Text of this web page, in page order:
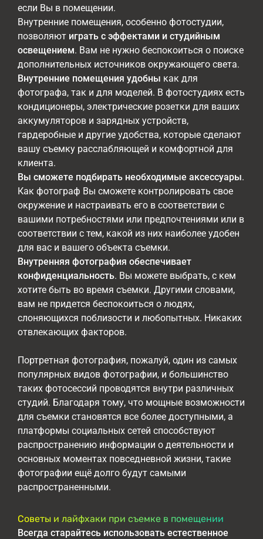
если Вы в помещении.
Внутренние помещения, особенно фотостудии,
позволяют играть с эффектами и студийным
освещением. Вам не нужно беспокоиться о поиске
дополнительных источников окружающего света.
Внутренние помещения удобны как для
фотографа, так и для моделей. В фотостудиях есть
кондиционеры, электрические розетки для ваших
аккумуляторов и зарядных устройств,
гардеробные и другие удобства, которые сделают
вашу съемку расслабляющей и комфортной для
клиента.
Вы сможете подбирать необходимые аксессуары.
Как фотограф Вы сможете контролировать свое
окружение и настраивать его в соответствии с
вашими потребностями или предпочтениями или в
соответствии с тем, какой из них наиболее удобен
для вас и вашего объекта съемки.
Внутренняя фотография обеспечивает
конфиденциальность. Вы можете выбрать, с кем
хотите быть во время съемки. Другими словами,
вам не придется беспокоиться о людях,
слоняющихся поблизости и любопытных. Никаких
отвлекающих факторов.
Портретная фотография, пожалуй, один из самых
популярных видов фотографии, и большинство
таких фотосессий проводятся внутри различных
студий. Благодаря тому, что мощные возможности
для съемки становятся все более доступными, а
платформы социальных сетей способствуют
распространению информации о деятельности и
основных моментах повседневной жизни, такие
фотографии ещё долго будут самыми
распространенными.
Советы и лайфхаки при съемке в помещении
Всегда старайтесь использовать естественное